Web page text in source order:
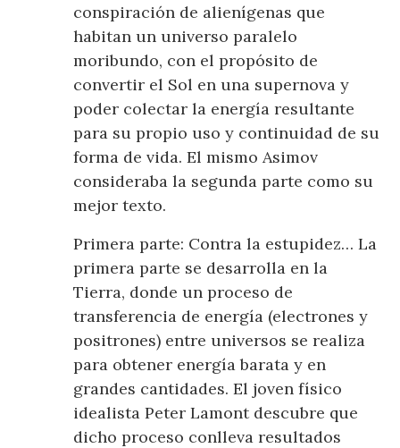
conspiración de alienígenas que
habitan un universo paralelo
moribundo, con el propósito de
convertir el Sol en una supernova y
poder colectar la energía resultante
para su propio uso y continuidad de su
forma de vida. El mismo Asimov
consideraba la segunda parte como su
mejor texto.
Primera parte: Contra la estupidez… La
primera parte se desarrolla en la
Tierra, donde un proceso de
transferencia de energía (electrones y
positrones) entre universos se realiza
para obtener energía barata y en
grandes cantidades. El joven físico
idealista Peter Lamont descubre que
dicho proceso conlleva resultados